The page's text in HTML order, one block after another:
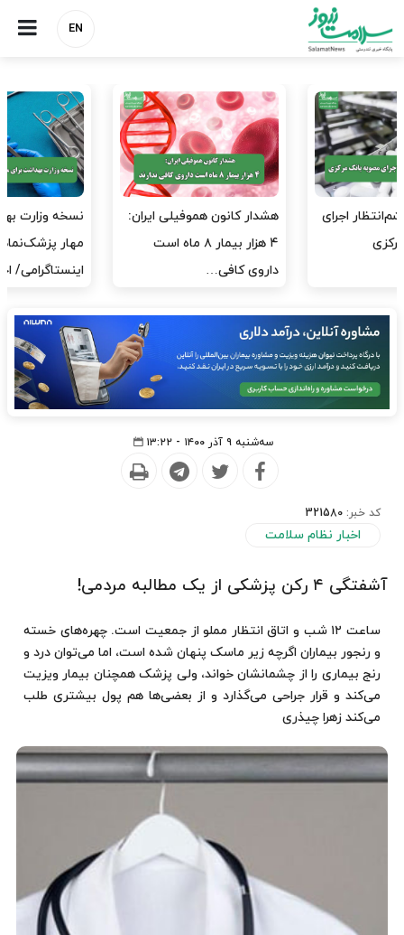
EN
هشدار کانون هموفیلی ایران:
۴ هزار بیمار ۸ ماه است
نسخه وزارت بهداشت برای
مهار پزشک‌نماهای
اینستاگرامی/ احراز هویت…
سه‌شنبه ۹ آذر ۱۴۰۰ - ۱۳:۲۲
کد خبر: 321580
اخبار نظام سلامت
آشفتگی ۴ رکن پزشکی از یک مطالبه مردمی!
ساعت ۱۲ شب و اتاق انتظار مملو از جمعیت است. چهره‌های خسته
و رنجور بیماران اگرچه زیر ماسک پنهان شده است، اما می‌توان درد و
رنج بیماری را از چشمانشان خواند، ولی پزشک همچنان بیمار ویزیت
می‌کند و قرار جراحی می‌گذارد و از بعضی‌ها هم پول بیشتری طلب
می‌کند زهرا چیذری